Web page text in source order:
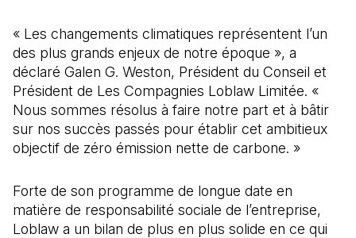
« Les changements climatiques représentent l’un
des plus grands enjeux de notre époque », a
déclaré Galen G. Weston, Président du Conseil et
Président de Les Compagnies Loblaw Limitée. «
Nous sommes résolus à faire notre part et à bâtir
sur nos succès passés pour établir cet ambitieux
objectif de zéro émission nette de carbone. »
Forte de son programme de longue date en
matière de responsabilité sociale de l’entreprise,
Loblaw a un bilan de plus en plus solide en ce qui